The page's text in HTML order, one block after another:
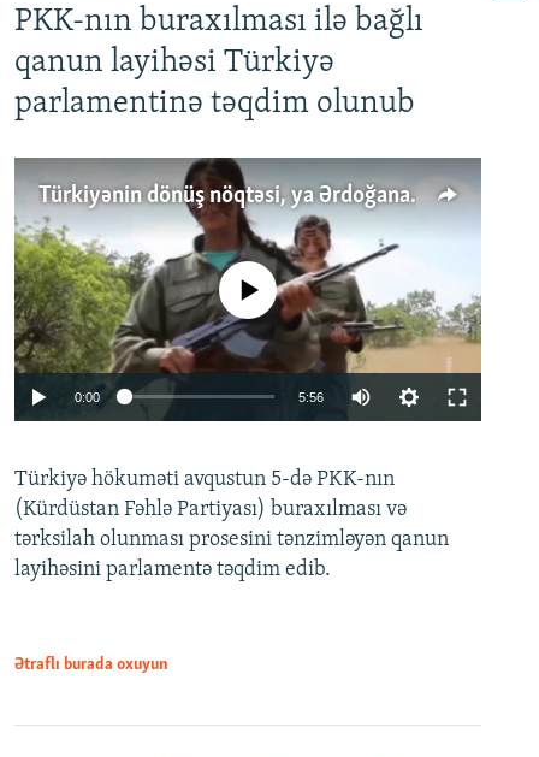
PKK-nın buraxılması ilə bağlı
qanun layihəsi Türkiyə
parlamentinə təqdim olunub
Türkiyənin dönüş nöqtəsi, ya Ərdoğana üçüncü şans: PKK ilə qəfil barışıq nə deməkdir?
Auto 240p 360p 480p
720p 1080p
No media source currently available
0:00 5:56
360p
480p
Türkiyə hökuməti avqustun 5-də PKK-nın
(Kürdüstan Fəhlə Partiyası) buraxılması və
tərksilah olunması prosesini tənzimləyən qanun
layihəsini parlamentə təqdim edib.
Ətraflı burada oxuyun